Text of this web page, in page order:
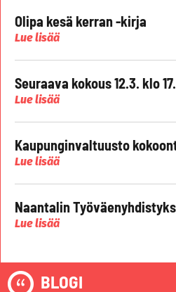
Olipa kesä kerran -kirja
Lue lisää
Seuraava kokous 12.3. klo
Lue lisää
Kaupunginvaltuusto
Lue lisää
Naantalin
Lue lisää
BLOGI